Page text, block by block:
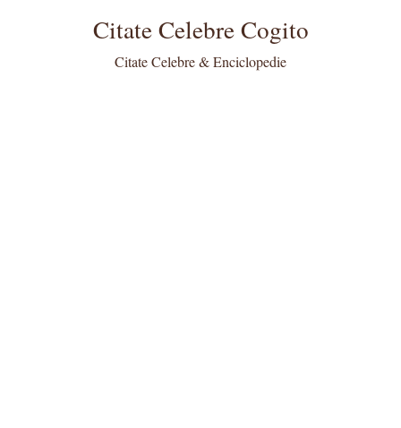
Citate Celebre Cogito
Citate Celebre & Enciclopedie